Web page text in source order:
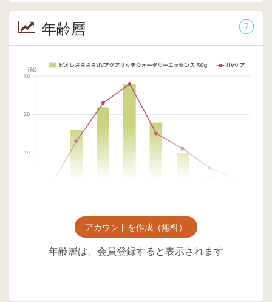
年齢層
アカウントを作成（無料）
年齢層は、会員登録すると表示されます